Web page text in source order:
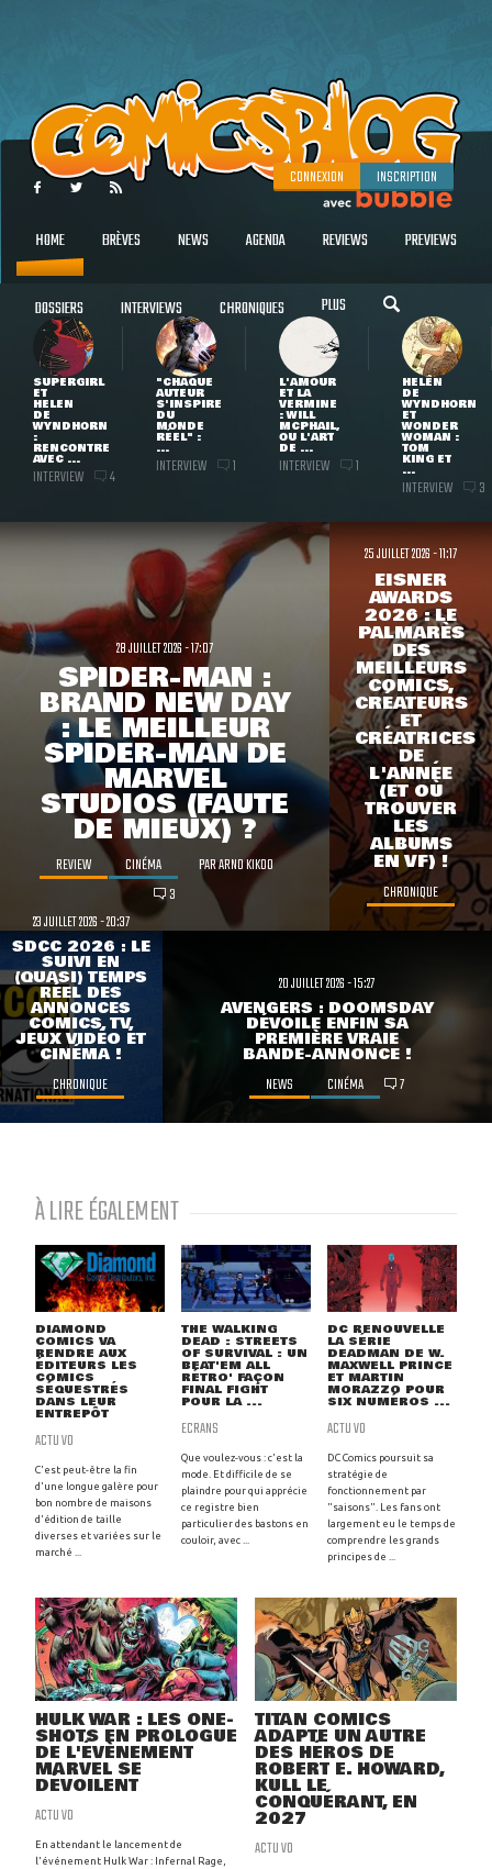
CONNEXION INSCRIPTION
HOME BRÈVES NEWS AGENDA REVIEWS PREVIEWS
DOSSIERS INTERVIEWS CHRONIQUES PLUS
SUPERGIRL
ET
HELEN
DE
WYNDHORN
:
RENCONTRE
AVEC ...
INTERVIEW 4
"CHAQUE
AUTEUR
S'INSPIRE
DU
MONDE
RÉEL" :
...
INTERVIEW 1
L'AMOUR
ET LA
VERMINE
: WILL
MCPHAIL,
OU L'ART
DE ...
INTERVIEW 1
HELEN
DE
WYNDHORN
ET
WONDER
WOMAN :
TOM
KING ET
...
INTERVIEW 3
28 JUILLET 2026 - 17:07
SPIDER-MAN :
BRAND NEW DAY
: LE MEILLEUR
SPIDER-MAN DE
MARVEL
STUDIOS (FAUTE
DE MIEUX) ?
REVIEW CINÉMA PARARNO KIKOO
3
25 JUILLET 2026 - 11:17
EISNER
AWARDS
2026 : LE
PALMARÈS
DES
MEILLEURS
COMICS,
CRÉATEURS
ET
CRÉATRICES
DE
L'ANNÉE
(ET OÙ
TROUVER
LES
ALBUMS
EN VF) !
CHRONIQUE
23 JUILLET 2026 - 20:37
SDCC 2026 : LE
SUIVI EN
(QUASI) TEMPS
RÉEL DES
ANNONCES
COMICS, TV,
JEUX VIDÉO ET
CINÉMA !
CHRONIQUE
20 JUILLET 2026 - 15:27
AVENGERS : DOOMSDAY
DÉVOILE ENFIN SA
PREMIÈRE VRAIE
BANDE-ANNONCE !
NEWS CINÉMA 7
À LIRE ÉGALEMENT
DIAMOND
COMICS VA
RENDRE AUX
ÉDITEURS LES
COMICS
SÉQUESTRÉS
DANS LEUR
ENTREPÔT
ACTU VO
C'est peut-être la fin
d'une longue galère pour
bon nombre de maisons
d'édition de taille
diverses et variées sur le
marché ...
THE WALKING
DEAD : STREETS
OF SURVIVAL : UN
BEAT'EM ALL
RÉTRO' FAÇON
FINAL FIGHT
POUR LA ...
ECRANS
Que voulez-vous : c'est la
mode. Et difficile de se
plaindre pour qui apprécie
ce registre bien
particulier des bastons en
couloir, avec ...
DC RENOUVELLE
LA SÉRIE
DEADMAN DE W.
MAXWELL PRINCE
ET MARTIN
MORAZZO POUR
SIX NUMÉROS ...
ACTU VO
DC Comics poursuit sa
stratégie de
fonctionnement par
"saisons". Les fans ont
largement eu le temps de
comprendre les grands
principes de ...
HULK WAR : LES ONE-
SHOTS EN PROLOGUE
DE L'ÉVÈNEMENT
MARVEL SE
DÉVOILENT
ACTU VO
En attendant le lancement de
l'événement Hulk War : Infernal Rage,
TITAN COMICS
ADAPTE UN AUTRE
DES HÉROS DE
ROBERT E. HOWARD,
KULL LE
CONQUÉRANT, EN
2027
ACTU VO